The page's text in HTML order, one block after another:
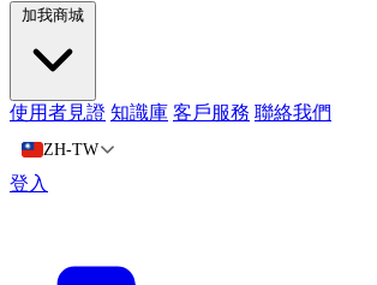
加我商城
使用者見證 知識庫 客戶服務 聯絡我們
ZH-TW
登入